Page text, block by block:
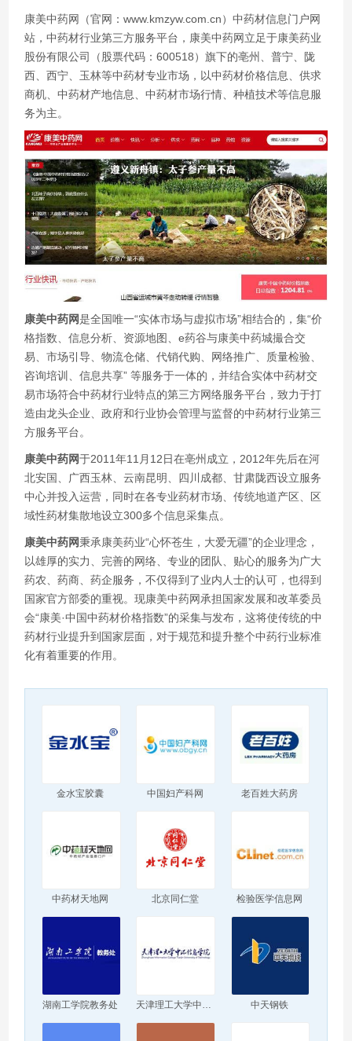
康美中药网（官网：www.kmzyw.com.cn）中药材信息门户网
站，中药材行业第三方服务平台，康美中药网立足于康美药业
股份有限公司（股票代码：600518）旗下的亳州、普宁、陇
西、西宁、玉林等中药材专业市场，以中药材价格信息、供求
商机、中药材产地信息、中药材市场行情、种植技术等信息服
务为主。
康美中药网是全国唯一“实体市场与虚拟市场”相结合的，集“价
格指数、信息分析、资源地图、e药谷与康美中药城撮合交
易、市场引导、物流仓储、代销代购、网络推广、质量检验、
咨询培训、信息共享” 等服务于一体的，并结合实体中药材交
易市场符合中药材行业特点的第三方网络服务平台，致力于打
造由龙头企业、政府和行业协会管理与监督的中药材行业第三
方服务平台。
康美中药网于2011年11月12日在亳州成立，2012年先后在河
北安国、广西玉林、云南昆明、四川成都、甘肃陇西设立服务
中心并投入运营，同时在各专业药材市场、传统地道产区、区
域性药材集散地设立300多个信息采集点。
康美中药网秉承康美药业“心怀苍生，大爱无疆”的企业理念，
以雄厚的实力、完善的网络、专业的团队、贴心的服务为广大
药农、药商、药企服务，不仅得到了业内人士的认可，也得到
国家官方部委的重视。现康美中药网承担国家发展和改革委员
会“康美·中国中药材价格指数”的采集与发布，这将使传统的中
药材行业提升到国家层面，对于规范和提升整个中药行业标准
化有着重要的作用。
金水宝胶囊 中国妇产科网 老百姓大药房
中药材天地网 北京同仁堂 检验医学信息网
湖南工学院教务处 中天钢铁